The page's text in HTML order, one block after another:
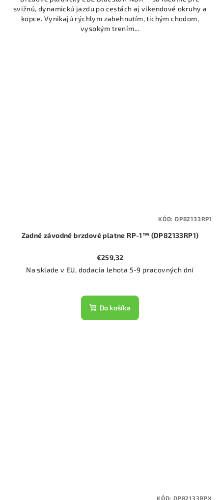
svižnú, dynamickú jazdu po cestách aj víkendové okruhy a
kopce. Vynikajú rýchlym zabehnutím, tichým chodom,
vysokým trením...
Zadné závodné brzdové platne RP-1™ (DP82133RP1)
€259,32
Na sklade v EU, dodacia lehota 5-9 pracovných dní
Do košíka
KÓD: DP82133RP1
KÓD: DP82133RPX